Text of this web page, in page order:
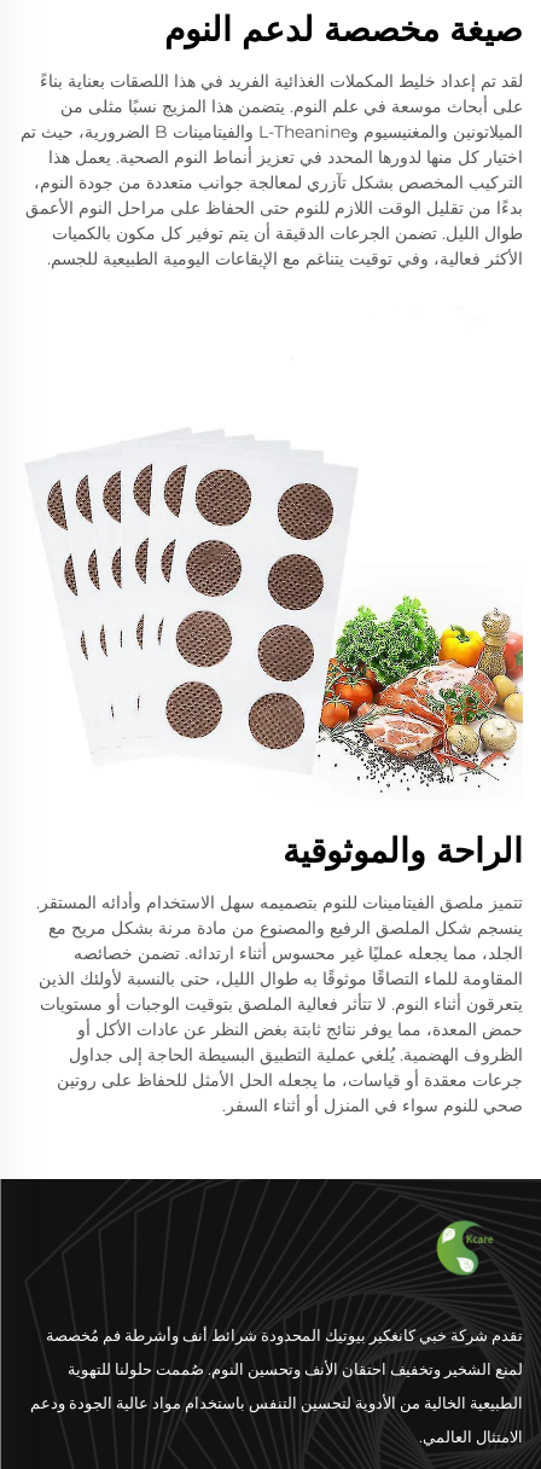
صيغة مخصصة لدعم النوم
لقد تم إعداد خليط المكملات الغذائية الفريد في هذا اللصقات بعناية بناءً
على أبحاث موسعة في علم النوم. يتضمن هذا المزيج نسبًا مثلى من
الميلاتونين والمغنيسيوم وL-Theanine والفيتامينات B الضرورية، حيث تم
اختيار كل منها لدورها المحدد في تعزيز أنماط النوم الصحية. يعمل هذا
التركيب المخصص بشكل تآزري لمعالجة جوانب متعددة من جودة النوم،
بدءًا من تقليل الوقت اللازم للنوم حتى الحفاظ على مراحل النوم الأعمق
طوال الليل. تضمن الجرعات الدقيقة أن يتم توفير كل مكون بالكميات
الأكثر فعالية، وفي توقيت يتناغم مع الإيقاعات اليومية الطبيعية للجسم.
الراحة والموثوقية
تتميز ملصق الفيتامينات للنوم بتصميمه سهل الاستخدام وأدائه المستقر.
ينسجم شكل الملصق الرفيع والمصنوع من مادة مرنة بشكل مريح مع
الجلد، مما يجعله عمليًا غير محسوس أثناء ارتدائه. تضمن خصائصه
المقاومة للماء التصاقًا موثوقًا به طوال الليل، حتى بالنسبة لأولئك الذين
يتعرقون أثناء النوم. لا تتأثر فعالية الملصق بتوقيت الوجبات أو مستويات
حمض المعدة، مما يوفر نتائج ثابتة بغض النظر عن عادات الأكل أو
الظروف الهضمية. يُلغي عملية التطبيق البسيطة الحاجة إلى جداول
جرعات معقدة أو قياسات، ما يجعله الحل الأمثل للحفاظ على روتين
صحي للنوم سواء في المنزل أو أثناء السفر.
تقدم شركة خبي كانغكير بيوتيك المحدودة شرائط أنف وأشرطة فم مُخصصة
لمنع الشخير وتخفيف احتقان الأنف وتحسين النوم. صُممت حلولنا للتهوية
الطبيعية الخالية من الأدوية لتحسين التنفس باستخدام مواد عالية الجودة ودعم
الامتثال العالمي.